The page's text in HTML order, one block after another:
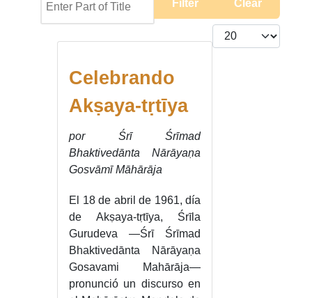
Filter Clear
Display #
Celebrando
Akṣaya-tṛtīya
por Śrī Śrīmad
Bhaktivedānta Nārāyaṇa
Gosvāmī Māhārāja
El 18 de abril de 1961, día
de Akṣaya-tṛtīya, Śrīla
Gurudeva —Śrī Śrīmad
Bhaktivedānta Nārāyaṇa
Gosavami Mahārāja—
pronunció un discurso en